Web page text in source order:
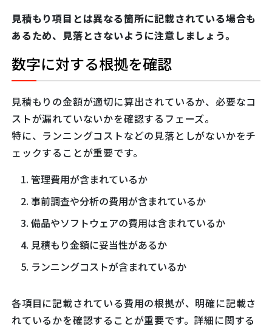
見積もり項目とは異なる箇所に記載されている場合も
あるため、見落とさないように注意しましょう。
数字に対する根拠を確認
見積もりの金額が適切に算出されているか、必要なコ
ストが漏れていないかを確認するフェーズ。
特に、ランニングコストなどの見落としがないかをチ
ェックすることが重要です。
管理費用が含まれているか
事前調査や分析の費用が含まれているか
備品やソフトウェアの費用は含まれているか
見積もり金額に妥当性があるか
ランニングコストが含まれているか
各項目に記載されている費用の根拠が、明確に記載さ
れているかを確認することが重要です。詳細に関する